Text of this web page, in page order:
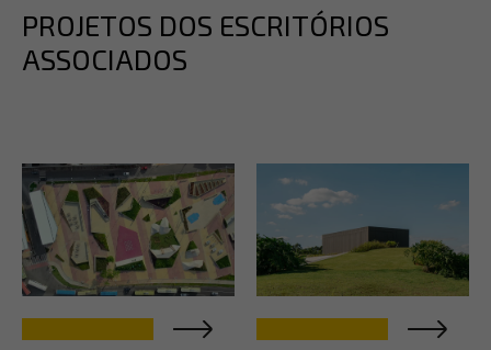
PROJETOS DOS ESCRITÓRIOS
ASSOCIADOS